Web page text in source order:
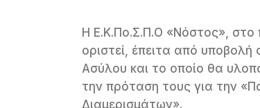
Η Ε.Κ.Πο.Σ.Π.Ο «Νόστος», στο
οριστεί, έπειτα από
Ασύλου και το οποίο θα
την πρόταση τους για την
Διαμερισμάτων».